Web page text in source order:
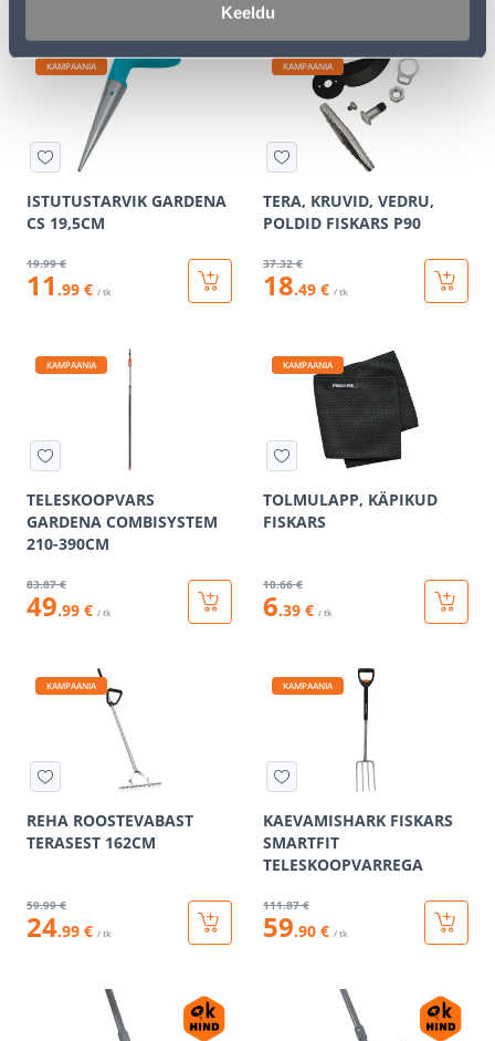
Keeldu
KAMPAANIA
ISTUTUSTARVIK GARDENA
CS 19,5CM
19.99 €
11 .99 € / tk
KAMPAANIA
TERA, KRUVID, VEDRU,
POLDID FISKARS P90
37.32 €
18.49 € / tk
KAMPAANIA
TELESKOOPVARS
GARDENA COMBISYSTEM
210-390CM
83.87 €
49.99 € / tk
KAMPAANIA
TOLMULAPP, KÄPIKUD
FISKARS
10.66 €
6.39 € / tk
KAMPAANIA
REHA ROOSTEVABAST
TERASEST 162CM
59.99 €
24.99 € / tk
KAMPAANIA
KAEVAMISHARK FISKARS
SMARTFIT
TELESKOOPVARREGA
111.87 €
59.90 € / tk